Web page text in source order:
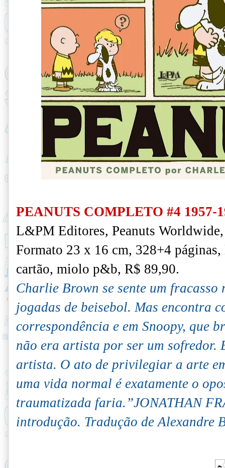
PEANUTS COMPLETO #4 1957-
L&PM Editores, Peanuts
Formato 23 x 16 cm, 328+4 páginas,
cartão, miolo p&b, R$ 89,90.
Charlie Brown se sente um fracasso
jogadas de beisebol. Mas encontra
correspondência e em Snoopy, que
não era artista por ser um sofredor.
artista. O ato de privilegiar a arte
uma vida normal é exatamente o
traumatizada faria.”JONATHAN
introdução. Tradução de Alexandre